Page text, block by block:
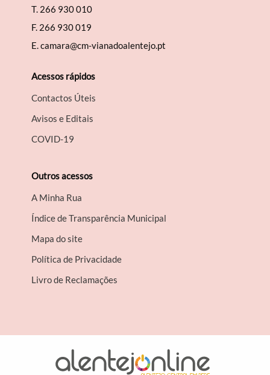
T. 266 930 010
F. 266 930 019
E.camara@cm-vianadoalentejo.pt
Acessos rápidos
Contactos Úteis
Avisos e Editais
COVID-19
Outros acessos
A Minha Rua
Índice de Transparência Municipal
Mapa do site
Política de Privacidade
Livro de Reclamações